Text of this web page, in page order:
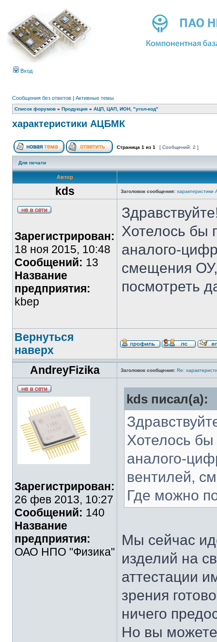
Вход
Сообщения без ответов | Активные темы
Список форумов » Продукция » АЦП, ЦАП, ИОН, "угол-код"
характеристики АЦБМК
Страница 1 из 1 [ Сообщений: 2 ]
Для печати
Автор
kds Заголовок сообщения:
Зарегистрирован:
18 ноя 2015, 10:48
Сообщений: 13
Название
предприятия:
kbep
Хотелось бы
аналого-
смещения
посмотреть
Вернуться
наверх
AndreyFizika
Заголовок сообщения: Re:
Зарегистрирован:
26 фев 2013, 10:27
Сообщений: 140
Название
предприятия:
ОАО НПО "Физика"
kds писал(а):
Хотелось
аналого-
вентилей,
Где можно
Мы сейчас
изделий на
аттестации
зрения
ничего
Но вы